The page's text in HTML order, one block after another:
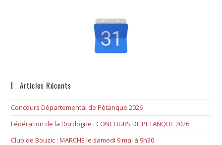
Articles Récents
Concours Départemental de Pétanque 2026
Fédération de la Dordogne : CONCOURS DE PETANQUE 2026
Club de Bouzic : MARCHE le samedi 9 mai à 9h30